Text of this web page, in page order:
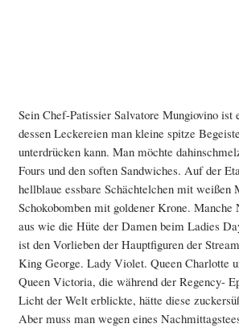
Sein Chef-Patissier Salvatore Mungiovino ist
dessen Leckereien man kleine spitze
unterdrücken kann. Man möchte
Fours und den soften Sandwiches. Auf der
hellblaue essbare Schächtelchen mit weißen
Schokobomben mit goldener Krone. Manche
aus wie die Hüte der Damen beim Ladies
ist den Vorlieben der Hauptfiguren der
King George. Lady Violet. Queen Charlotte
Queen Victoria, die während der Regency-
Licht der Welt erblickte, hätte diese
Aber muss man wegen eines